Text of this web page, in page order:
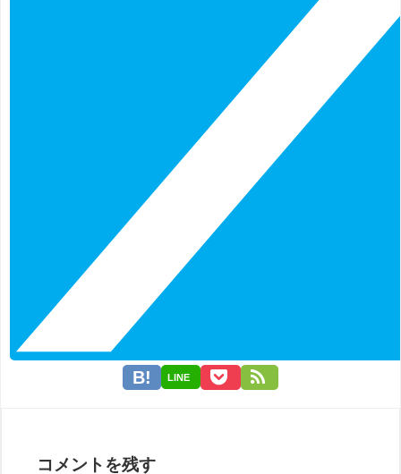
LINE
コメントを残す